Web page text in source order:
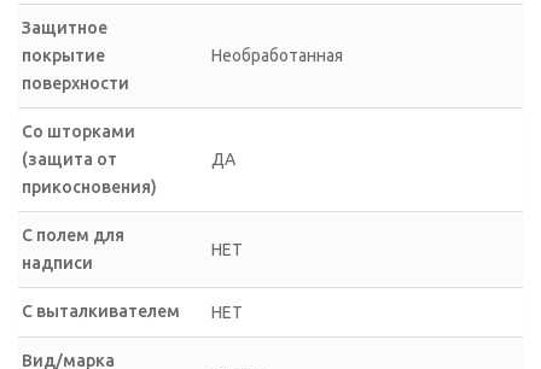
Защитное
покрытие
поверхности
Необработанная
Со шторками
(защита от
прикосновения)
ДА
С полем для
надписи
НЕТ
С выталкивателем НЕТ
Вид/марка